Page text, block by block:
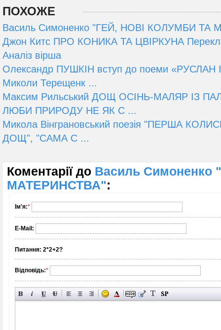
ПОХОЖЕ
Василь Симоненко "ГЕЙ, НОВІ КОЛУМБИ ТА
Джон Китс ПРО КОНИКА ТА ЦВІРКУНА
Аналіз вірша
Олександр ПУШКІН вступ до поеми
Миколи Терещенк ...
Максим Рильський ДОЩ ОСІНЬ-МАЛЯР ІЗ
ЛЮБИ ПРИРОДУ НЕ ЯК С ...
Микола Вінграновський поезія "ПЕРША
ДОЩ", "САМА С ...
Коментарії до Василь Симоненко
МАТЕРИНСТВА":
Ім'я:*
E-Mail:
Питання: 2*2+2?
Відповідь:*